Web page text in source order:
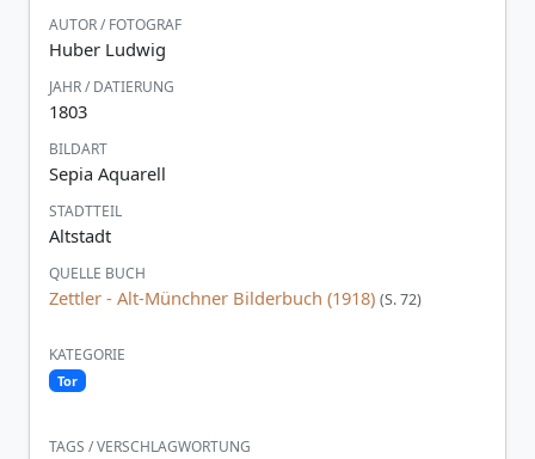
AUTOR / FOTOGRAF
Huber Ludwig
JAHR / DATIERUNG
1803
BILDART
Sepia Aquarell
STADTTEIL
Altstadt
QUELLE BUCH
Zettler - Alt-Münchner Bilderbuch (1918) (S. 72)
KATEGORIE
Tor
TAGS / VERSCHLAGWORTUNG